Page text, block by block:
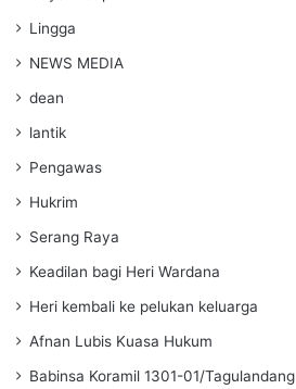
Lingga
NEWS MEDIA
dean
lantik
Pengawas
Hukrim
Serang Raya
Keadilan bagi Heri Wardana
Heri kembali ke pelukan keluarga
Afnan Lubis Kuasa Hukum
Babinsa Koramil 1301-01/Tagulandang